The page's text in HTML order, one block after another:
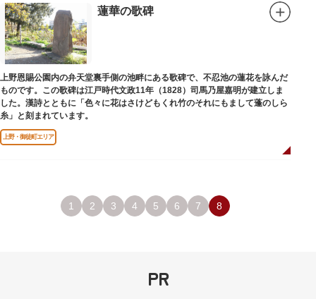
蓮華の歌碑
上野恩賜公園内の弁天堂裏手側の池畔にある歌碑で、不忍池の蓮花を詠んだ
ものです。この歌碑は江戸時代文政11年（1828）司馬乃屋嘉明が建立しま
した。漢詩とともに「色々に花はさけどもくれ竹のそれにもまして蓬のしら
糸」と刻まれています。
上野・御徒町エリア
1 2 3 4 5 6 7 8
PR